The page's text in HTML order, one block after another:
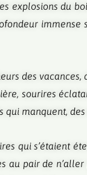
explosions du
immense
des vacances,
sourires
qui manquent,
qui s’étaient
au pair de